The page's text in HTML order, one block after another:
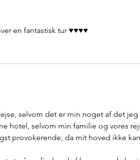
en fantastisk tur ♥️♥️♥️♥️
selvom det er min noget af det jeg
hotel, selvom min familie og vores
provokerende, da mit hoved ikke